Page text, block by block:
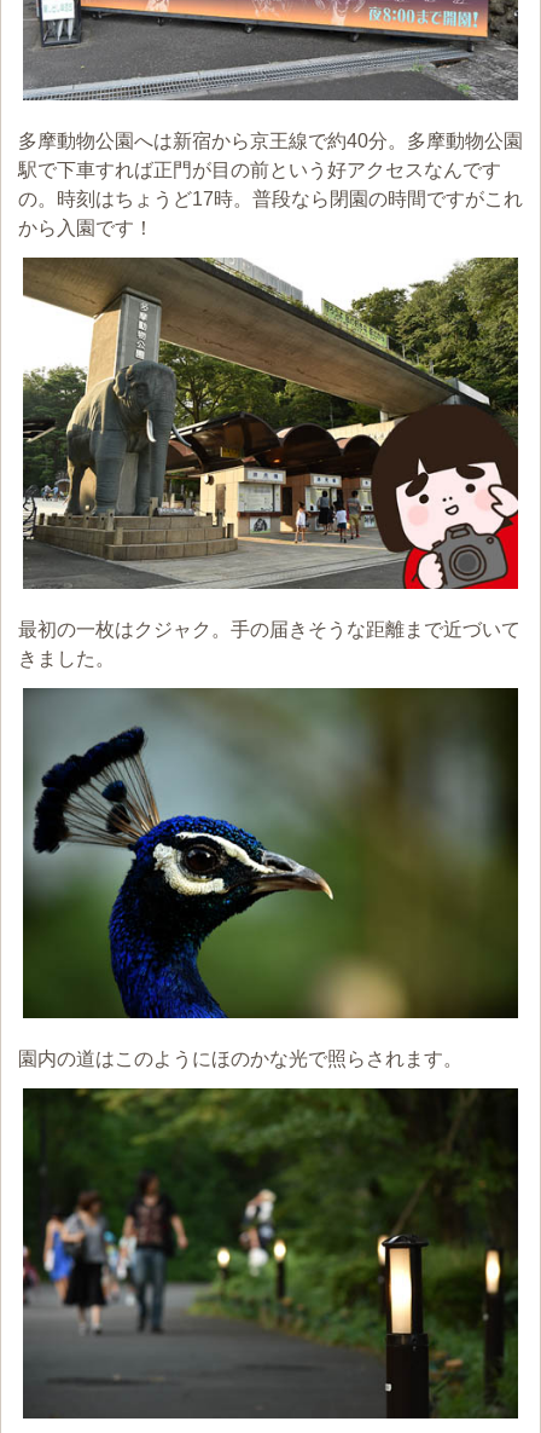
多摩動物公園へは新宿から京王線で約40分。多摩動物公園
駅で下車すれば正門が目の前という好アクセスなんです
の。時刻はちょうど17時。普段なら閉園の時間ですがこれ
から入園です！
最初の一枚はクジャク。手の届きそうな距離まで近づいて
きました。
園内の道はこのようにほのかな光で照らされます。